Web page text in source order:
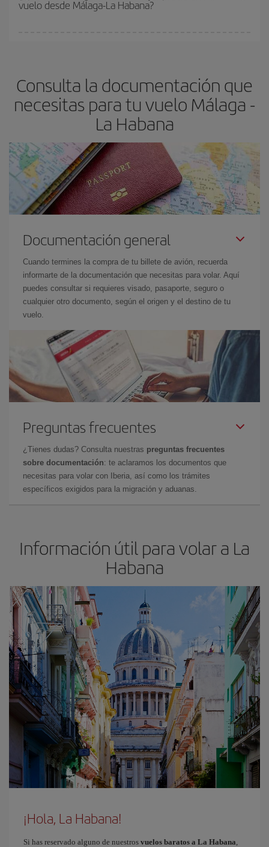
y de que las tarifas más baratas (turista) estén disponibles o se
vuelo desde Málaga-La Habana?
Consulta la documentación que
necesitas para tu vuelo Málaga -
La Habana
Documentación general
Cuando termines la compra de tu billete de avión, recuerda
informarte de la documentación que necesitas para volar. Aquí
puedes consultar si requieres visado, pasaporte, seguro o
cualquier otro documento, según el origen y el destino de tu
vuelo.
Preguntas frecuentes
¿Tienes dudas? Consulta nuestras preguntas frecuentes
sobre documentación: te aclaramos los documentos que
necesitas para volar con Iberia, así como los trámites
específicos exigidos para la migración y aduanas.
Información útil para volar a La
Habana
¡Hola, La Habana!
Si has reservado alguno de nuestros vuelos baratos a La Habana,